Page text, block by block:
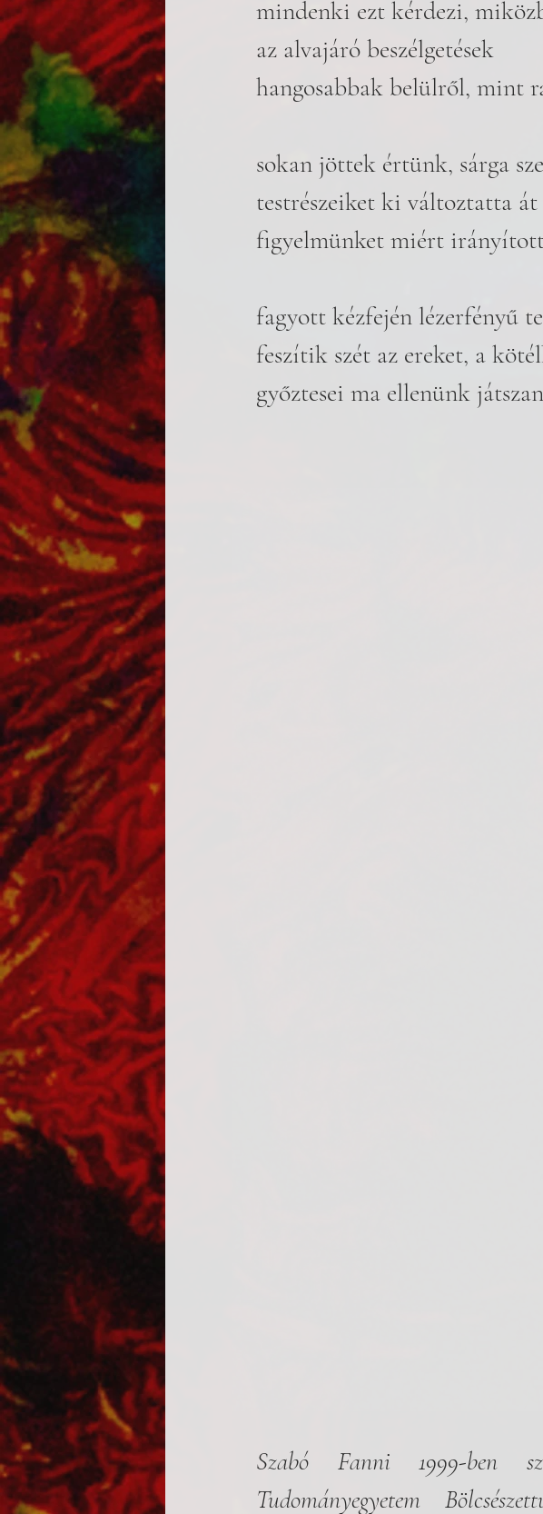
mindenki ezt kérdezi,
az alvajáró beszélgetések
hangosabbak belülről, mint
sokan jöttek értünk, sárga
testrészeiket ki változtatta
figyelmünket miért
fagyott kézfején lézerfényű
feszítik szét az ereket, a
győztesei ma ellenünk
Szabó Fanni 1999-ben
Tudományegyetem